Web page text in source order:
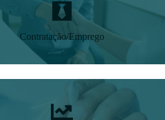
Contratação/Emprego